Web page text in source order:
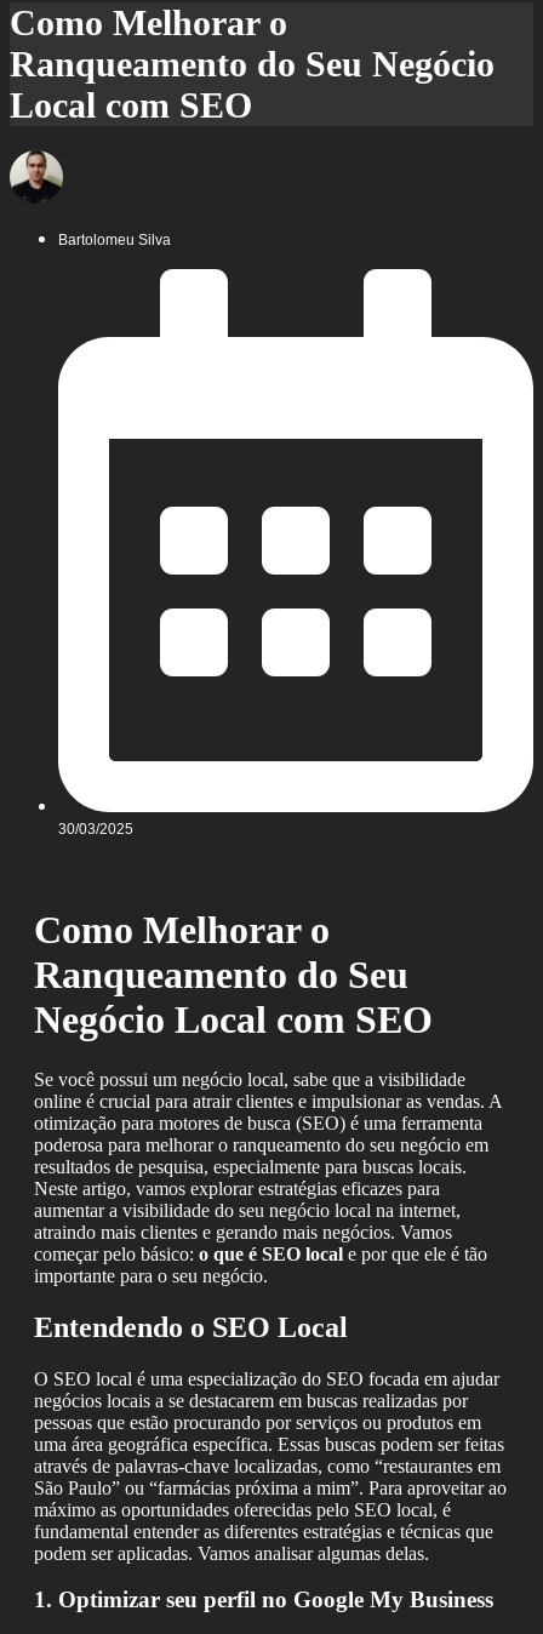
Como Melhorar o
Ranqueamento do Seu Negócio
Local com SEO
Bartolomeu Silva
30/03/2025
Como Melhorar o
Ranqueamento do Seu
Negócio Local com SEO
Se você possui um negócio local, sabe que a visibilidade
online é crucial para atrair clientes e impulsionar as vendas. A
otimização para motores de busca (SEO) é uma ferramenta
poderosa para melhorar o ranqueamento do seu negócio em
resultados de pesquisa, especialmente para buscas locais.
Neste artigo, vamos explorar estratégias eficazes para
aumentar a visibilidade do seu negócio local na internet,
atraindo mais clientes e gerando mais negócios. Vamos
começar pelo básico: o que é SEO local e por que ele é tão
importante para o seu negócio.
Entendendo o SEO Local
O SEO local é uma especialização do SEO focada em ajudar
negócios locais a se destacarem em buscas realizadas por
pessoas que estão procurando por serviços ou produtos em
uma área geográfica específica. Essas buscas podem ser feitas
através de palavras-chave localizadas, como “restaurantes em
São Paulo” ou “farmácias próxima a mim”. Para aproveitar ao
máximo as oportunidades oferecidas pelo SEO local, é
fundamental entender as diferentes estratégias e técnicas que
podem ser aplicadas. Vamos analisar algumas delas.
1. Optimizar seu perfil no Google My Business